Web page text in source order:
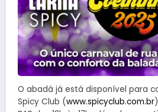
O abadá já está disponível para
Spicy Club (www.spicyclub.com.br